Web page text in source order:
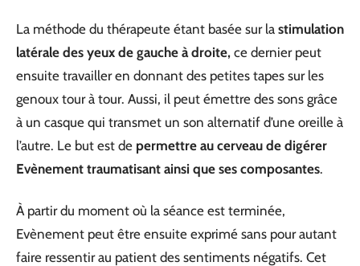
La méthode du thérapeute étant basée sur la stimulation
latérale des yeux de gauche à droite, ce dernier peut
ensuite travailler en donnant des petites tapes sur les
genoux tour à tour. Aussi, il peut émettre des sons grâce
à un casque qui transmet un son alternatif d’une oreille à
l’autre. Le but est de permettre au cerveau de digérer
Evènement traumatisant ainsi que ses composantes.
À partir du moment où la séance est terminée,
Evènement peut être ensuite exprimé sans pour autant
faire ressentir au patient des sentiments négatifs. Cet